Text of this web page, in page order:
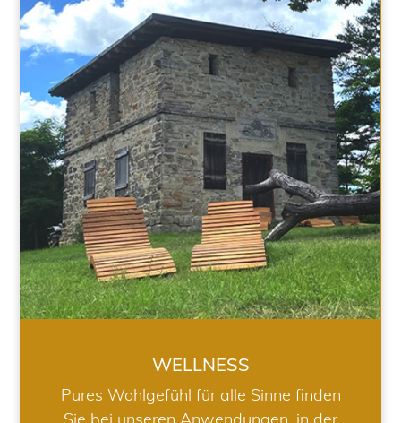
WELLNESS
WELLNESS
Pures Wohlgefühl für alle Sinne finden
Sie bei unseren Anwendungen, in der